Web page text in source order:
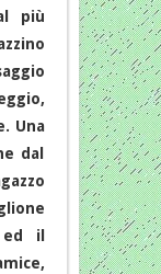
più
Una
dal
ed il